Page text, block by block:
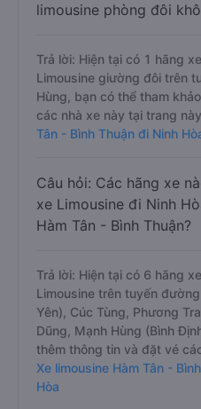
limousine phòng đôi
Trả lời: Hiện tại có 1 hãng
Limousine giường đôi trên
Hùng, bạn có thể tham
các nhà xe này tại trang
Tân - Bình Thuận đi Ninh
Câu hỏi: Các hãng xe
xe Limousine đi Ninh
Hàm Tân - Bình Thuận?
Trả lời: Hiện tại có 6 hãng
Limousine trên tuyến
Yên), Cúc Tùng, Phương
Dũng, Mạnh Hùng (Bình
thêm thông tin và đặt vé
Xe limousine Hàm Tân -
Hòa